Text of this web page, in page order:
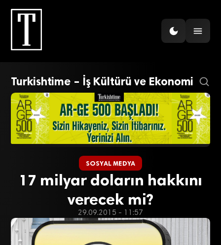
Turkishtime – İş Kültürü ve Ekonomi
SOSYAL MEDYA
17 milyar doların hakkını
verecek mi?
29.09.2015 - 11:57